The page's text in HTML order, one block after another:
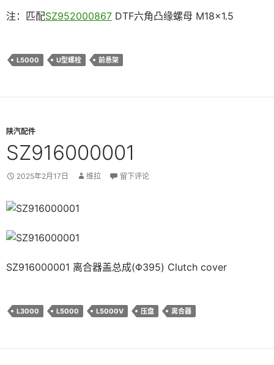
注：匹配SZ952000867 DTF六角凸缘螺母 M18×1.5
L5000 U型螺栓 前悬架
陕汽配件
SZ916000001
2025年2月17日 维拉 留下评论
SZ916000001 离合器盖总成(Φ395) Clutch cover
L3000 L5000 L5000V 压盘 离合器